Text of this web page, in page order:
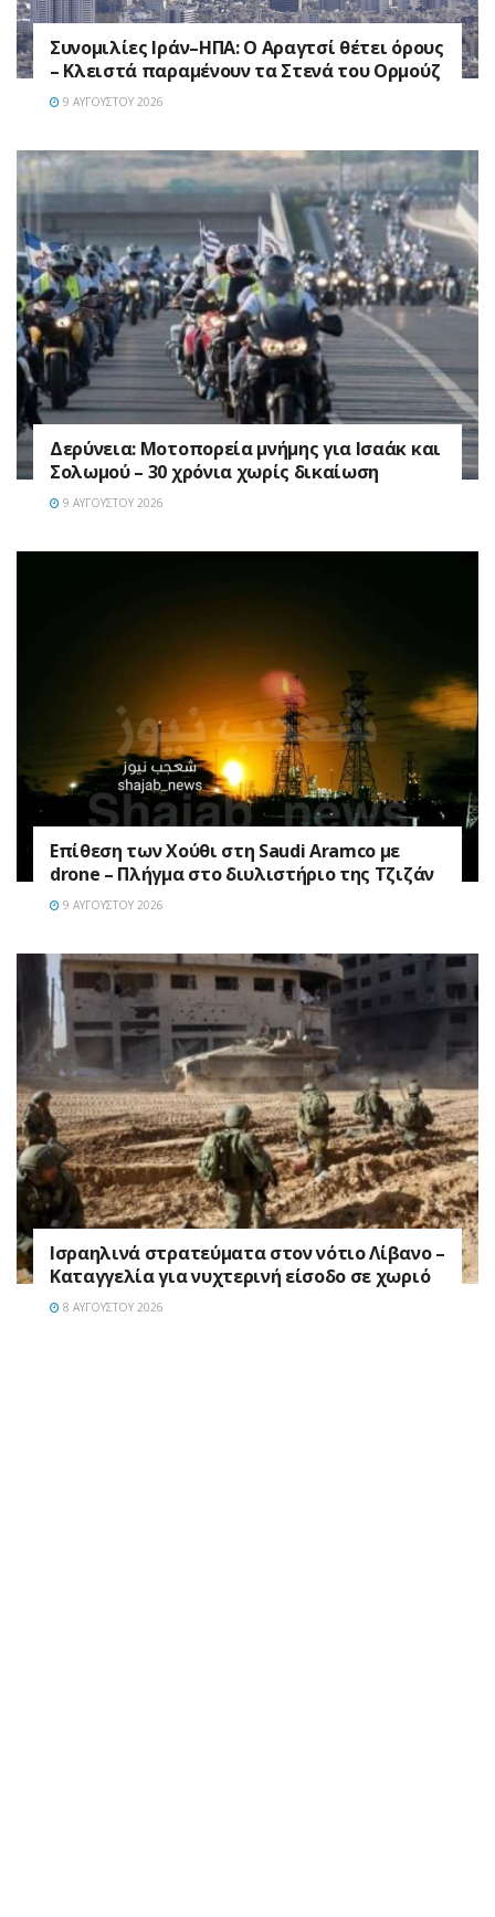
Συνομιλίες Ιράν–ΗΠΑ: Ο Αραγτσί θέτει όρους
– Κλειστά παραμένουν τα Στενά του Ορμούζ
9 ΑΥΓΟΎΣΤΟΥ 2026
Δερύνεια: Μοτοπορεία μνήμης για Ισαάκ και
Σολωμού – 30 χρόνια χωρίς δικαίωση
9 ΑΥΓΟΎΣΤΟΥ 2026
Επίθεση των Χούθι στη Saudi Aramco με
drone – Πλήγμα στο διυλιστήριο της Τζιζάν
9 ΑΥΓΟΎΣΤΟΥ 2026
Ισραηλινά στρατεύματα στον νότιο Λίβανο –
Καταγγελία για νυχτερινή είσοδο σε χωριό
8 ΑΥΓΟΎΣΤΟΥ 2026